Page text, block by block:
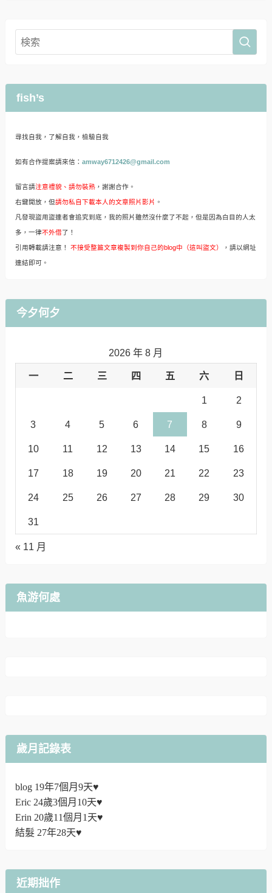
fish’s
尋找自我，了解自我，檢驗自我
如有合作提案請來信： amway6712426@gmail.com
留言請注意禮貌、請勿裝熟，謝謝合作。
右鍵開放，但請勿私自下載本人的文章照片影片 。
凡發現盜用盜連者會追究到底，我的照片雖然沒什麼了不起，但是因為白目的人太
多，一律不外借了！
引用轉載請注意！ 不接受整篇文章複製到你自己的blog中（這叫盜文） ，請以網址
連結即可。
今夕何夕
2026 年 8 月
一 二 三 四 五 六 日
1 2
3 4 5 6 7 8 9
10 11 12 13 14 15 16
17 18 19 20 21 22 23
24 25 26 27 28 29 30
31
« 11 月
魚游何處
歲月記錄表
blog 19年7個月9天♥
Eric 24歲3個月10天♥
Erin 20歲11個月1天♥
結髮 27年28天♥
近期拙作